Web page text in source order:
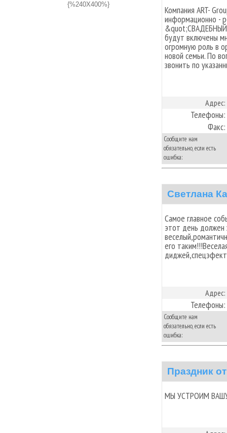
{%240X400%} Компания ART-
информационно -
&quot;СВАДЕБНЫЙ
будут включены
огромную роль в
новой семьи. По
звонить по
Адрес:
Телефоны:
Факс:
Сообщите нам
обязательно, если есть
ошибка:
Светлана
Самое главное
этот день должен
его
Адрес:
Телефоны:
Сообщите нам
обязательно, если есть
ошибка:
Праздник
МЫ УСТРОИМ